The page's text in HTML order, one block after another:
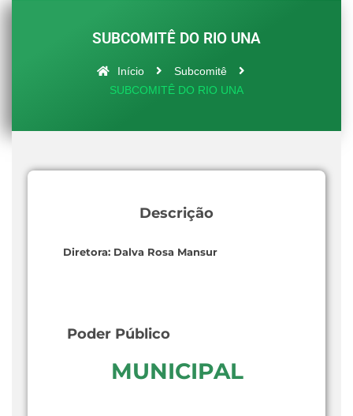
SUBCOMITÊ DO RIO UNA
Início
Subcomitê
SUBCOMITÊ DO RIO UNA
Descrição
Diretora: Dalva Rosa Mansur
Poder Público
MUNICIPAL